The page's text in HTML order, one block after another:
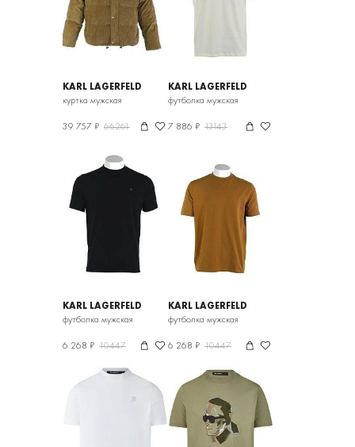
KARL LAGERFELD
куртка мужская
39 757 ₽ 66261
KARL LAGERFELD
футболка мужская
7 886 ₽ 13143
KARL LAGERFELD
футболка мужская
6 268 ₽ 10447
KARL LAGERFELD
футболка мужская
6 268 ₽ 10447